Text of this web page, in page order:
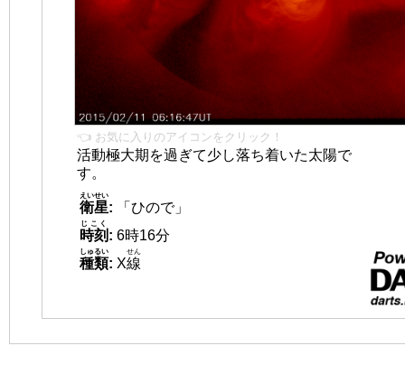
👈 お気に入りのアイコンをクリック！
活動極大期を過ぎて少し落ち着いた太陽で
す。
衛星
えいせい
:
「ひので」
時刻
じこく
: 6時16分
種類
しゅるい
: X線
せん